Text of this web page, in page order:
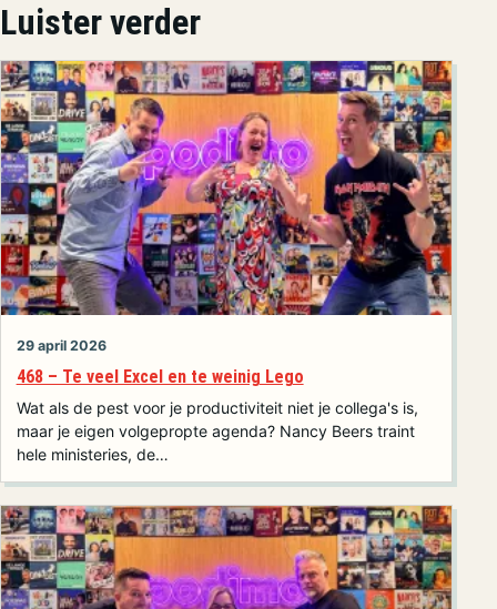
Luister verder
29 april 2026
468 – Te veel Excel en te weinig Lego
Wat als de pest voor je productiviteit niet je collega's is,
maar je eigen volgepropte agenda? Nancy Beers traint
hele ministeries, de…